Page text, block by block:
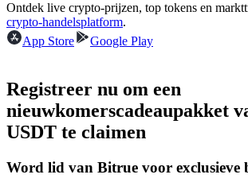
USDC-futures
Ontdek live crypto-prijzen, top tokens en
crypto-handelsplatform.
App Store
Google Play
Registreer nu om een
nieuwkomerscadeaupakket
USDT te claimen
Word lid van Bitrue voor exclusieve